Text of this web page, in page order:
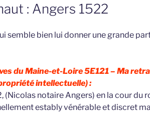
: Angers 1522
semble bien lui donner une grande
du Maine-et-Loire 5E121 – Ma
intellectuelle) :
(Nicolas notaire Angers) en la cour du
estably vénérable et discret